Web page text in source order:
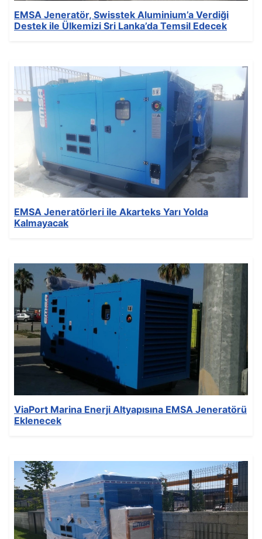
EMSA Jeneratör, Swisstek Aluminium’a Verdiği
Destek ile Ülkemizi Sri Lanka’da Temsil Edecek
Kategori:News
Yayınlandı: 23 Kasım 2021
Oluşturuldu: 23 Kasım 2021
Son Güncelleme: 23 Kasım 2021
Görüntüleme: 149
EMSA Jeneratörleri ile Akarteks Yarı Yolda
Kalmayacak
Kategori:
News
Yayınlandı: 16 Kasım 2021
Oluşturuldu: 16 Kasım 2021
Son Güncelleme: 16 Kasım 2021
Görüntüleme: 146
ViaPort Marina Enerji Altyapısına EMSA Jeneratörü
Eklenecek
Kategori:
Yayınlandı: 03 Kasım 2021
Oluşturuldu: 03 Kasım 2021
Son Güncelleme: 03 Kasım 2021